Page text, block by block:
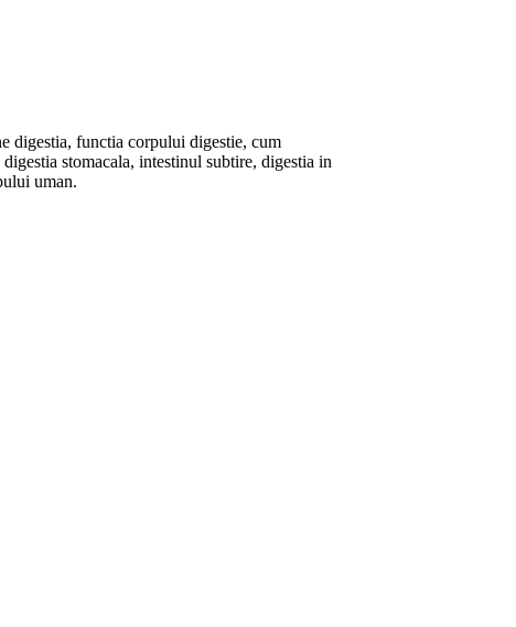
digestia, functia corpului digestie, cum
stomacala, intestinul subtire, digestia in
uman.